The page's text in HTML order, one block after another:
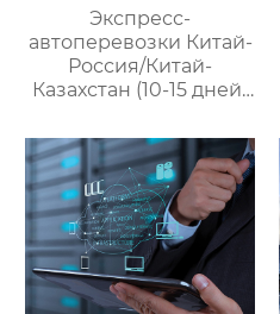
Экспресс-
автоперевозки Китай-
Россия/Китай-
Казахстан (10-15 дней)
управлению
международными
цепями поставок